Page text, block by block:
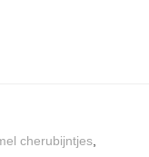
cherubijntjes